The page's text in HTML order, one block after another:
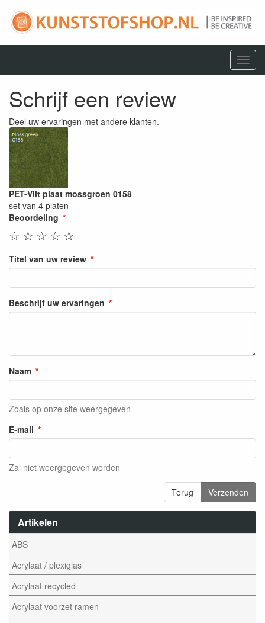
Menu
Artikelen
ABS
Acrylaat / plexiglas
Acrylaat recycled
Acrylaat voorzet ramen
Schrijf een review
Deel uw ervaringen met andere klanten.
PET-Vilt plaat mossgroen 0158
set van 4 platen
Beoordeling
☆
☆
☆
☆
☆
Titel van uw review
Beschrijf uw ervaringen
Naam
Zoals op onze site weergegeven
E-mail
Zal niet weergegeven worden
Terug Verzenden